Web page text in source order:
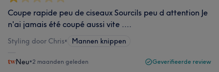
Coupe rapide peu de ciseaux Sourcils peu d attention Je
n'ai jamais été coupé aussi vite ....
Styling door Chris• Mannen knippen
Neu•2 maanden geleden Geverifieerde review